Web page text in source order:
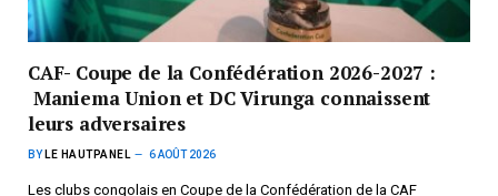
CAF- Coupe de la Confédération 2026-2027 :
Maniema Union et DC Virunga connaissent
leurs adversaires
BY LE HAUTPANEL 6 AOÛT 2026
Les clubs congolais en Coupe de la Confédération de la CAF